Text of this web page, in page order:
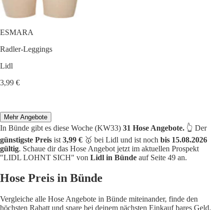
ESMARA
Radler-Leggings
Lidl
3,99 €
Mehr Angebote
In Bünde gibt es diese Woche (KW33) 31 Hose Angebote. 👆 Der
günstigste Preis ist 3,99 € 🥇 bei Lidl und ist noch bis 15.08.2026
gültig. Schaue dir das Hose Angebot jetzt im aktuellen Prospekt
"LIDL LOHNT SICH" von Lidl in Bünde auf Seite 49 an.
Hose Preis in Bünde
Vergleiche alle Hose Angebote in Bünde miteinander, finde den
höchsten Rabatt und spare bei deinem nächsten Einkauf bares Geld.